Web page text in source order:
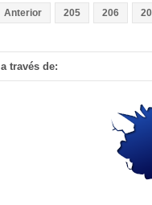
Anterior 205 206
a través de: